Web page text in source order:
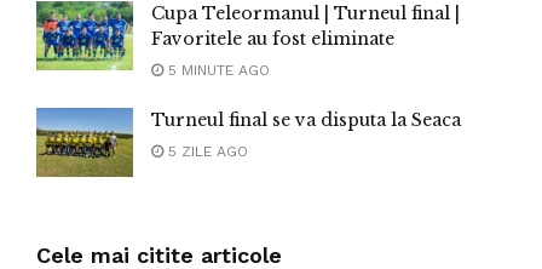
Cupa Teleormanul | Turneul final |
Favoritele au fost eliminate
5 MINUTE AGO
Turneul final se va disputa la Seaca
5 ZILE AGO
Cele mai citite articole